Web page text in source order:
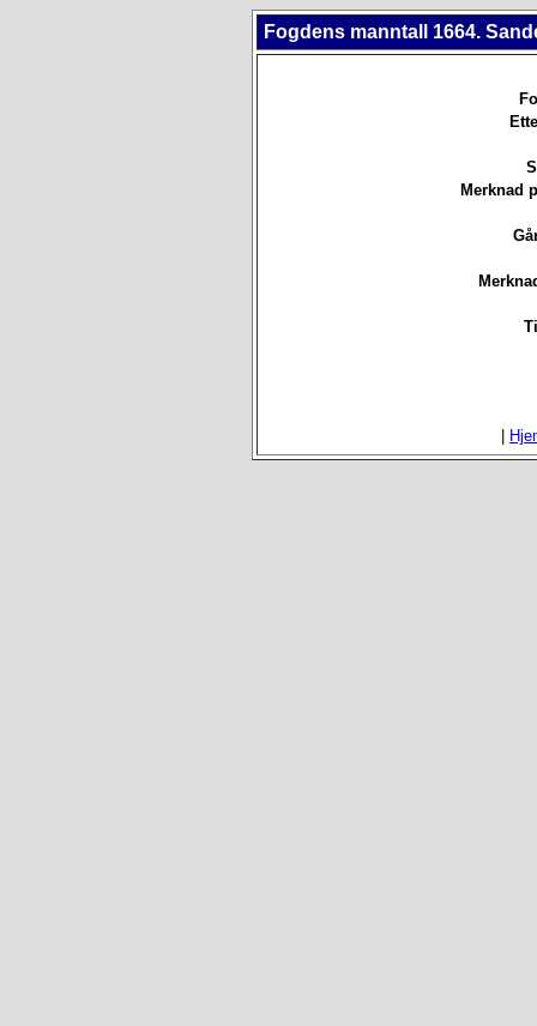
Fogdens manntall 1664.
Merknad